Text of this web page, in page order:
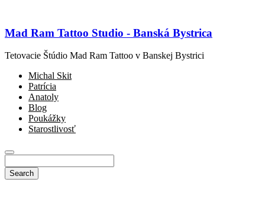
Mad Ram Tattoo Studio - Banská Bystrica
Tetovacie Štúdio Mad Ram Tattoo v Banskej Bystrici
Michal Skit
Patrícia
Anatoly
Blog
Poukážky
Starostlivosť